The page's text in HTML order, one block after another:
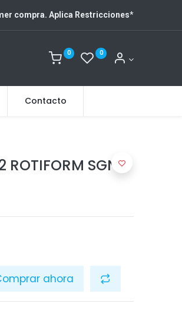
compra. Aplica Restricciones*
0 0
Contacto
ROTIFORM SGN
ahora